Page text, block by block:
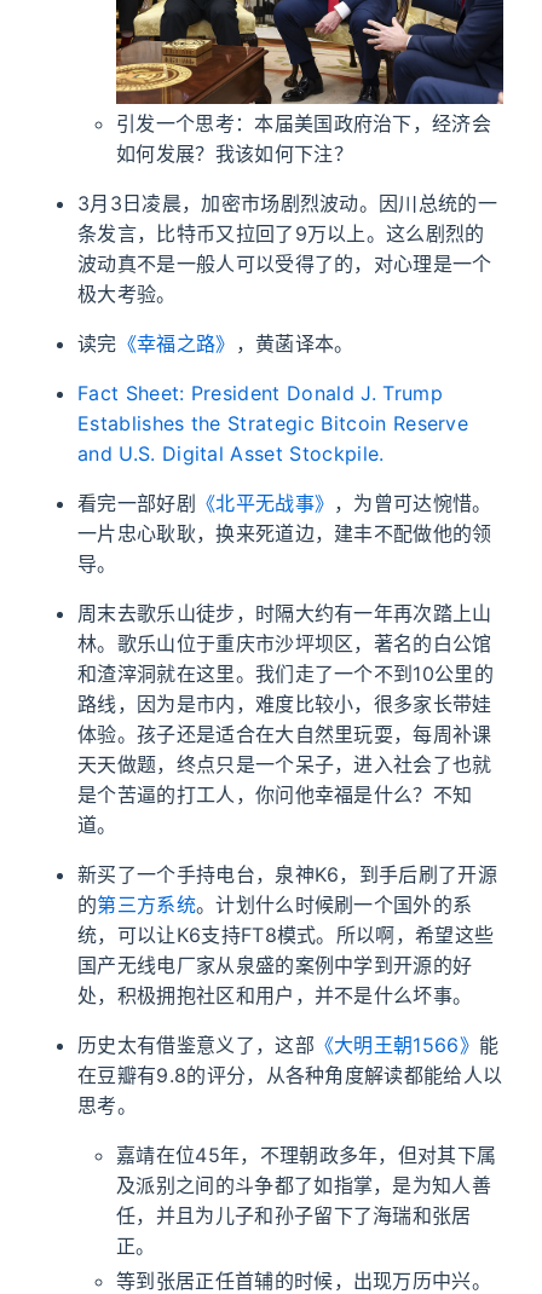
引发一个思考：本届美国政府治下，经济会
如何发展？我该如何下注？
3月3日凌晨，加密市场剧烈波动。因川总统的一
条发言，比特币又拉回了9万以上。这么剧烈的
波动真不是一般人可以受得了的，对心理是一个
极大考验。
读完 《幸福之路》 ，黄菡译本。
Fact Sheet: President Donald J. Trump
Establishes the Strategic Bitcoin Reserve
and U.S. Digital Asset Stockpile.
看完一部好剧 《北平无战事》 ，为曾可达惋惜。
一片忠心耿耿，换来死道边，建丰不配做他的领
导。
周末去歌乐山徒步，时隔大约有一年再次踏上山
林。歌乐山位于重庆市沙坪坝区，著名的白公馆
和渣滓洞就在这里。我们走了一个不到10公里的
路线，因为是市内，难度比较小，很多家长带娃
体验。孩子还是适合在大自然里玩耍，每周补课
天天做题，终点只是一个呆子，进入社会了也就
是个苦逼的打工人，你问他幸福是什么？不知
道。
新买了一个手持电台，泉神K6，到手后刷了开源
的第三方系统。计划什么时候刷一个国外的系
统，可以让K6支持FT8模式。所以啊，希望这些
国产无线电厂家从泉盛的案例中学到开源的好
处，积极拥抱社区和用户，并不是什么坏事。
历史太有借鉴意义了，这部 《大明王朝1566》 能
在豆瓣有9.8的评分，从各种角度解读都能给人以
思考。
嘉靖在位45年，不理朝政多年，但对其下属
及派别之间的斗争都了如指掌，是为知人善
任，并且为儿子和孙子留下了海瑞和张居
正。
等到张居正任首辅的时候，出现万历中兴。